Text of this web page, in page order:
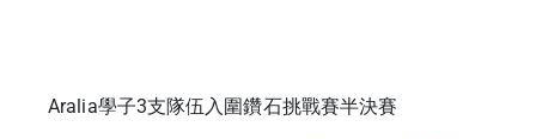
Aralia學子3支隊伍入圍鑽石挑戰賽半決賽